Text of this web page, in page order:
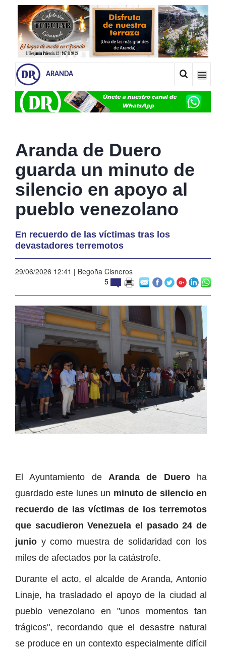
ARANDA
Aranda de Duero
guarda un minuto de
silencio en apoyo al
pueblo venezolano
En recuerdo de las víctimas tras los
devastadores terremotos
29/06/2026 12:41 | Begoña Cisneros
5
El Ayuntamiento de Aranda de Dueroha
guardado este lunes un minuto de silencio en
recuerdo de las víctimas de los terremotos
que sacudieron Venezuela el pasado 24 de
junio y como muestra de solidaridad con los
miles de afectados por la catástrofe.
Durante el acto, el alcalde de Aranda, Antonio
Linaje, ha trasladado el apoyo de la ciudad al
pueblo venezolano en "unos momentos tan
trágicos", recordando que el desastre natural
se produce en un contexto especialmente difícil